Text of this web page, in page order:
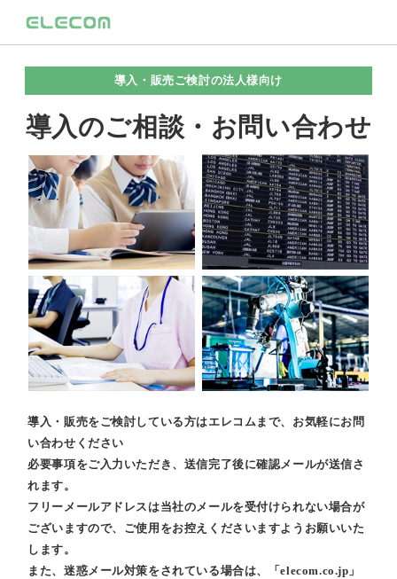
導入・販売ご検討の法人様向け
導入のご相談・お問い合わせ
導入・販売をご検討している方はエレコムまで、お気軽にお問
い合わせください
必要事項をご入力いただき、送信完了後に確認メールが送信さ
れます。
フリーメールアドレスは当社のメールを受付けられない場合が
ございますので、ご使用をお控えくださいますようお願いいた
します。
また、迷惑メール対策をされている場合は、「elecom.co.jp」